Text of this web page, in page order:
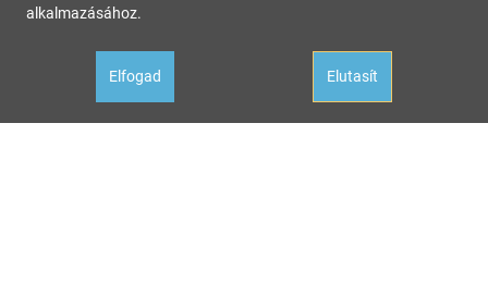
alkalmazásához.
Elfogad Elutasít